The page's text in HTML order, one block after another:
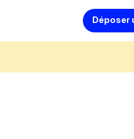
Déposer